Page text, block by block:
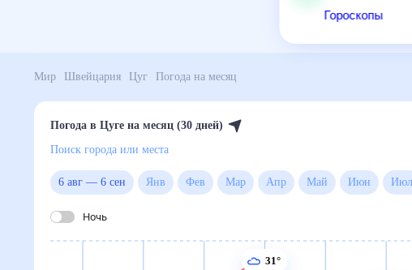
Гороскопы
Мир Швейцария Цуг Погода на месяц
Погода в Цуге на месяц (30 дней)
Поиск города или места
6 авг— 6 сен Янв Фев Мар Апр Май Июн
Ночь
31°